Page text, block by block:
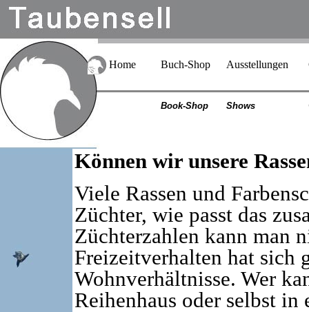
Home Buch-Shop Ausstellungen
Book-Shop Shows
Können wir unsere
Viele Rassen und
Züchter, wie passt das
Züchterzahlen kann man
Freizeitverhalten hat sich
Wohnverhältnisse. Wer
Reihenhaus oder selbst in